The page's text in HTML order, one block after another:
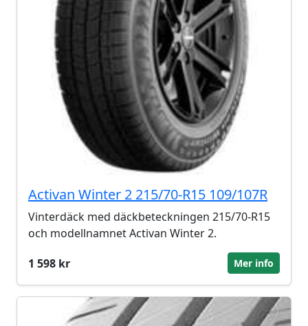
Activan Winter 2 215/70-R15 109/107R
Vinterdäck med däckbeteckningen 215/70-R15
och modellnamnet Activan Winter 2.
1 598 kr
Mer info